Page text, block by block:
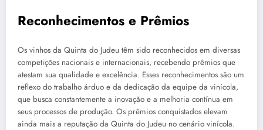
Reconhecimentos e Prêmios
Os vinhos da Quinta do Judeu têm sido reconhecidos em diversas
competições nacionais e internacionais, recebendo prêmios que
atestam sua qualidade e excelência. Esses reconhecimentos são um
reflexo do trabalho árduo e da dedicação da equipe da vinícola,
que busca constantemente a inovação e a melhoria contínua em
seus processos de produção. Os prêmios conquistados elevam
ainda mais a reputação da Quinta do Judeu no cenário vinícola.